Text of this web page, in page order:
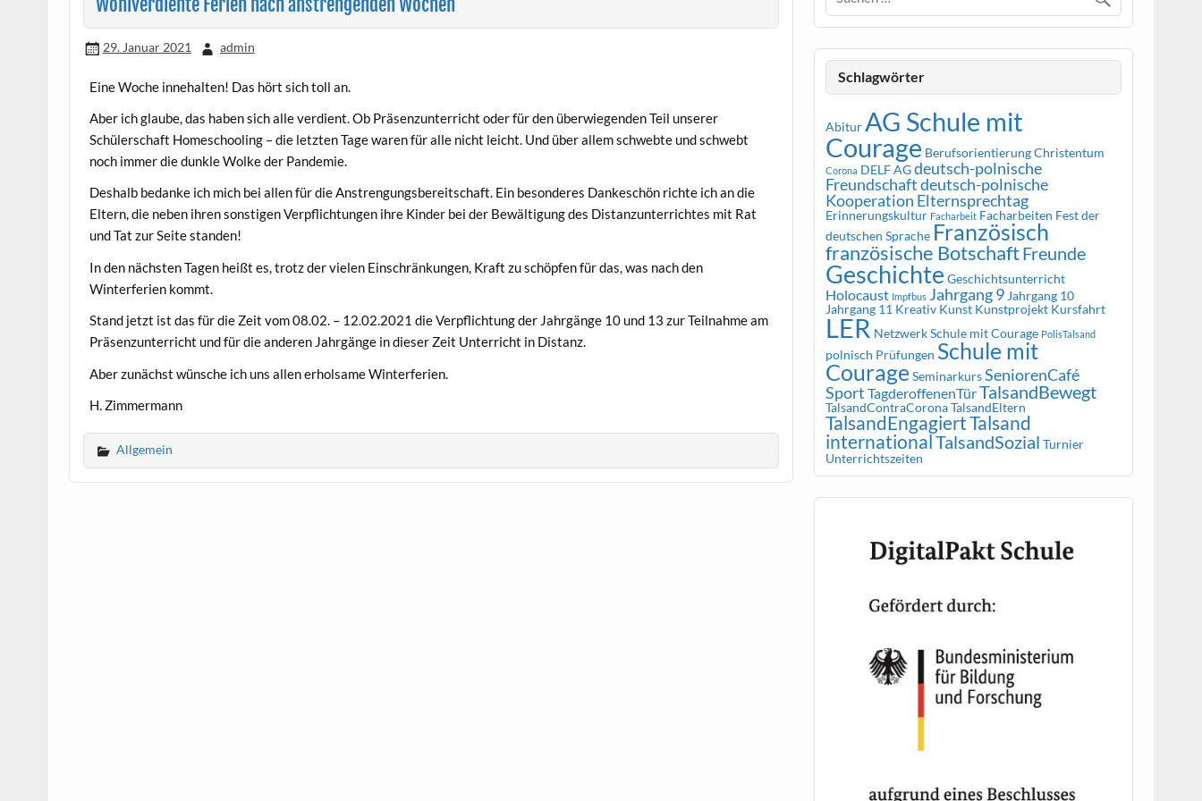
29. Januar 2021 admin
Eine Woche innehalten! Das hört sich toll an.
Aber ich glaube, das haben sich alle verdient. Ob Präsenzunterricht oder für den überwiegenden Teil unserer
Schülerschaft Homeschooling – die letzten Tage waren für alle nicht leicht. Und über allem schwebte und schwebt
noch immer die dunkle Wolke der Pandemie.
Deshalb bedanke ich mich bei allen für die Anstrengungsbereitschaft. Ein besonderes Dankeschön richte ich an die
Eltern, die neben ihren sonstigen Verpflichtungen ihre Kinder bei der Bewältigung des Distanzunterrichtes mit Rat
und Tat zur Seite standen!
In den nächsten Tagen heißt es, trotz der vielen Einschränkungen, Kraft zu schöpfen für das, was nach den
Winterferien kommt.
Stand jetzt ist das für die Zeit vom 08.02. – 12.02.2021 die Verpflichtung der Jahrgänge 10 und 13 zur Teilnahme am
Präsenzunterricht und für die anderen Jahrgänge in dieser Zeit Unterricht in Distanz.
Aber zunächst wünsche ich uns allen erholsame Winterferien.
H. Zimmermann
Allgemein
Schlagwörter
AbiturAG Schule mit
Courage BerufsorientierungChristentum
Corona DELF AGdeutsch-polnische
Freundschaftdeutsch-polnische
Kooperation Elternsprechtag
Erinnerungskultur Facharbeit Facharbeiten Fest der
deutschen Sprache Französisch
französische BotschaftFreunde
Geschichte Geschichtsunterricht
Holocaust Impfbus Jahrgang 9 Jahrgang 10
Jahrgang 11 Kreativ Kunst Kunstprojekt Kursfahrt
LER Netzwerk Schule mit Courage PolisTalsand
polnisch Prüfungen Schule mit
Courage SeminarkursSeniorenCafé
Sport TagderoffenenTürTalsandBewegt
TalsandContraCoronaTalsandEltern
TalsandEngagiertTalsand
internationalTalsandSozial Turnier
Unterrichtszeiten